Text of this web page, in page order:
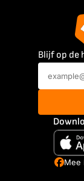
Blijf op de
Mee